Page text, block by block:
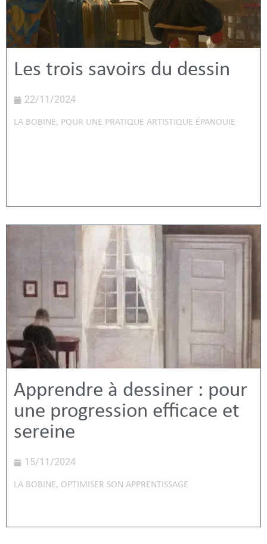
Les trois savoirs du dessin
22/11/2024
LA BOBINE, POUR UNE PRATIQUE ARTISTIQUE ÉPANOUIE
Apprendre à dessiner : pour
une progression efficace et
sereine
15/11/2024
LA BOBINE, OPTIMISER SON APPRENTISSAGE